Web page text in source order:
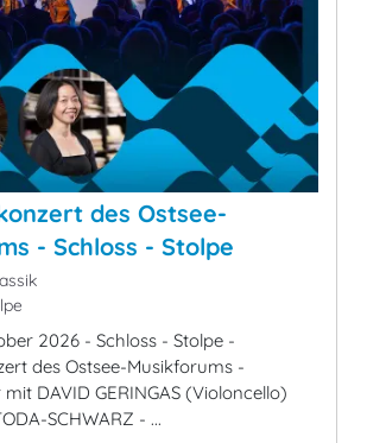
des Ostsee-
- Schloss - Stolpe
2026 - Schloss - Stolpe -
des Ostsee-Musikforums -
DAVID GERINGAS (Violoncello)
SCHWARZ - ...